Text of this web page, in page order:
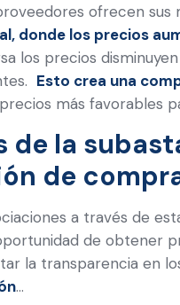
ofrecen sus
donde los precios
los precios
Esto crea una
más favorables
de la
de
a través de
de obtener
la transparencia en
…